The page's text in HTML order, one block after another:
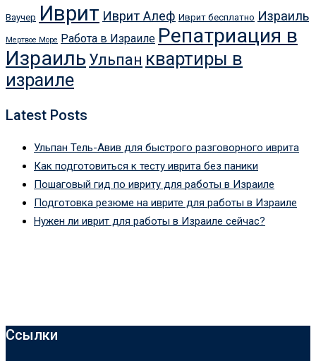
Ваучер Иврит Иврит Алеф Иврит бесплатно Израиль
Мертвое Море Работа в Израиле Репатриация в
Израиль Ульпан квартиры в
израиле
Latest Posts
Ульпан Тель-Авив для быстрого разговорного иврита
Как подготовиться к тесту иврита без паники
Пошаговый гид по ивриту для работы в Израиле
Подготовка резюме на иврите для работы в Израиле
Нужен ли иврит для работы в Израиле сейчас?
Ссылки